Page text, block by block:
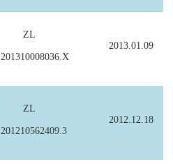
ZL
201310008036.X
2013.01.09
ZL
201210562409.3
2012.12.18